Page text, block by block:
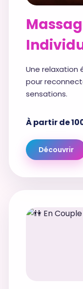
Une relaxation
pour
sensations.
À partir de
Découvrir